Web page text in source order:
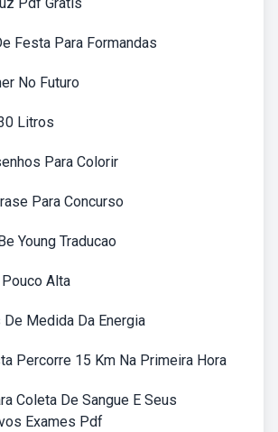
Festa Para Formandas
No Futuro
Litros
Para Colorir
Para Concurso
Young Traducao
Alta
De Medida Da Energia
Percorre 15 Km Na Primeira Hora
Coleta De Sangue E Seus
Exames Pdf